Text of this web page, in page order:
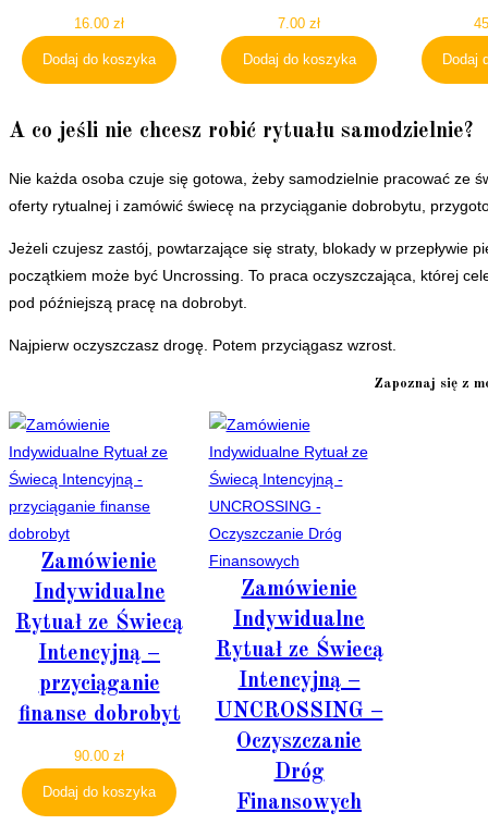
16.00 zł
Dodaj do koszyka
7.00 zł
Dodaj do koszyka Dodaj
A co jeśli nie chcesz robić rytuału samodzielnie?
Nie każda osoba czuje się gotowa, żeby samodzielnie pracować ze
oferty rytualnej i zamówić świecę na przyciąganie dobrobytu,
Jeżeli czujesz zastój, powtarzające się straty, blokady w przepływie
początkiem może być Uncrossing. To praca oczyszczająca, której
pod późniejszą pracę na dobrobyt.
Najpierw oczyszczasz drogę. Potem przyciągasz wzrost.
Zapoznaj się z
Zamówienie
Indywidualne
Rytuał ze Świecą
Intencyjną –
przyciąganie
finanse dobrobyt
90.00 zł
Dodaj do koszyka
Zamówienie
Indywidualne
Rytuał ze Świecą
Intencyjną –
UNCROSSING –
Oczyszczanie
Dróg
Finansowych